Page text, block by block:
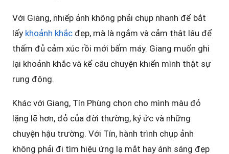
Với Giang, nhiếp ảnh không phải chụp nhanh để bắt
lấy khoảnh khắc đẹp, mà là ngắm và cảm thật lâu để
thấm đủ cảm xúc rồi mới bấm máy. Giang muốn ghi
lại khoảnh khắc và kể câu chuyện khiến mình thật sự
rung động.
Khác với Giang, Tín Phùng chọn cho mình màu đỏ
lặng lẽ hơn, đỏ của đời thường, ký ức và những
chuyện hậu trường. Với Tín, hành trình chụp ảnh
không phải đi tìm hiệu ứng lạ mắt hay ánh sáng đẹp